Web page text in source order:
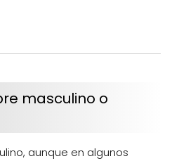
masculino o
aunque en algunos